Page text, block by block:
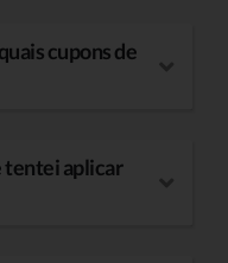
cupons de
tentei aplicar